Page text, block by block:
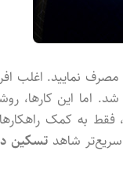
نمایید. اغلب
اما این کارها،
فقط به کمک
سریع‌تر شاهدتسکین